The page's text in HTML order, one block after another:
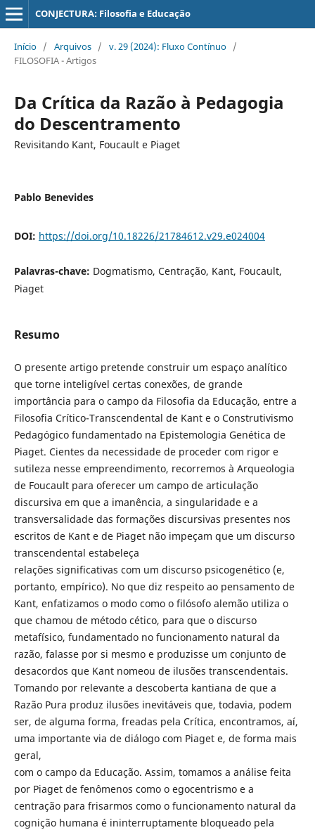
CONJECTURA: Filosofia e Educação
Início / Arquivos / v. 29 (2024): Fluxo Contínuo /
FILOSOFIA - Artigos
Da Crítica da Razão à Pedagogia
do Descentramento
Revisitando Kant, Foucault e Piaget
Pablo Benevides
DOI: https://doi.org/10.18226/21784612.v29.e024004
Palavras-chave: Dogmatismo, Centração, Kant, Foucault,
Piaget
Resumo
O presente artigo pretende construir um espaço analítico
que torne inteligível certas conexões, de grande
importância para o campo da Filosofia da Educação, entre a
Filosofia Crítico-Transcendental de Kant e o Construtivismo
Pedagógico fundamentado na Epistemologia Genética de
Piaget. Cientes da necessidade de proceder com rigor e
sutileza nesse empreendimento, recorremos à Arqueologia
de Foucault para oferecer um campo de articulação
discursiva em que a imanência, a singularidade e a
transversalidade das formações discursivas presentes nos
escritos de Kant e de Piaget não impeçam que um discurso
transcendental estabeleça
relações significativas com um discurso psicogenético (e,
portanto, empírico). No que diz respeito ao pensamento de
Kant, enfatizamos o modo como o filósofo alemão utiliza o
que chamou de método cético, para que o discurso
metafísico, fundamentado no funcionamento natural da
razão, falasse por si mesmo e produzisse um conjunto de
desacordos que Kant nomeou de ilusões transcendentais.
Tomando por relevante a descoberta kantiana de que a
Razão Pura produz ilusões inevitáveis que, todavia, podem
ser, de alguma forma, freadas pela Crítica, encontramos, aí,
uma importante via de diálogo com Piaget e, de forma mais
geral,
com o campo da Educação. Assim, tomamos a análise feita
por Piaget de fenômenos como o egocentrismo e a
centração para frisarmos como o funcionamento natural da
cognição humana é ininterruptamente bloqueado pela